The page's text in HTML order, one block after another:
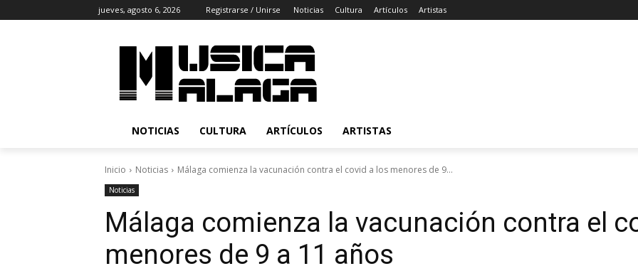
jueves, agosto 6, 2026 Registrarse / Unirse Noticias Cultura Artículos Artistas
NOTICIAS CULTURA ARTÍCULOS ARTISTAS
Inicio Noticias Málaga comienza la vacunación contra el covid a los menores de 9...
Noticias
Málaga comienza la vacunación contra el
menores de 9 a 11 años